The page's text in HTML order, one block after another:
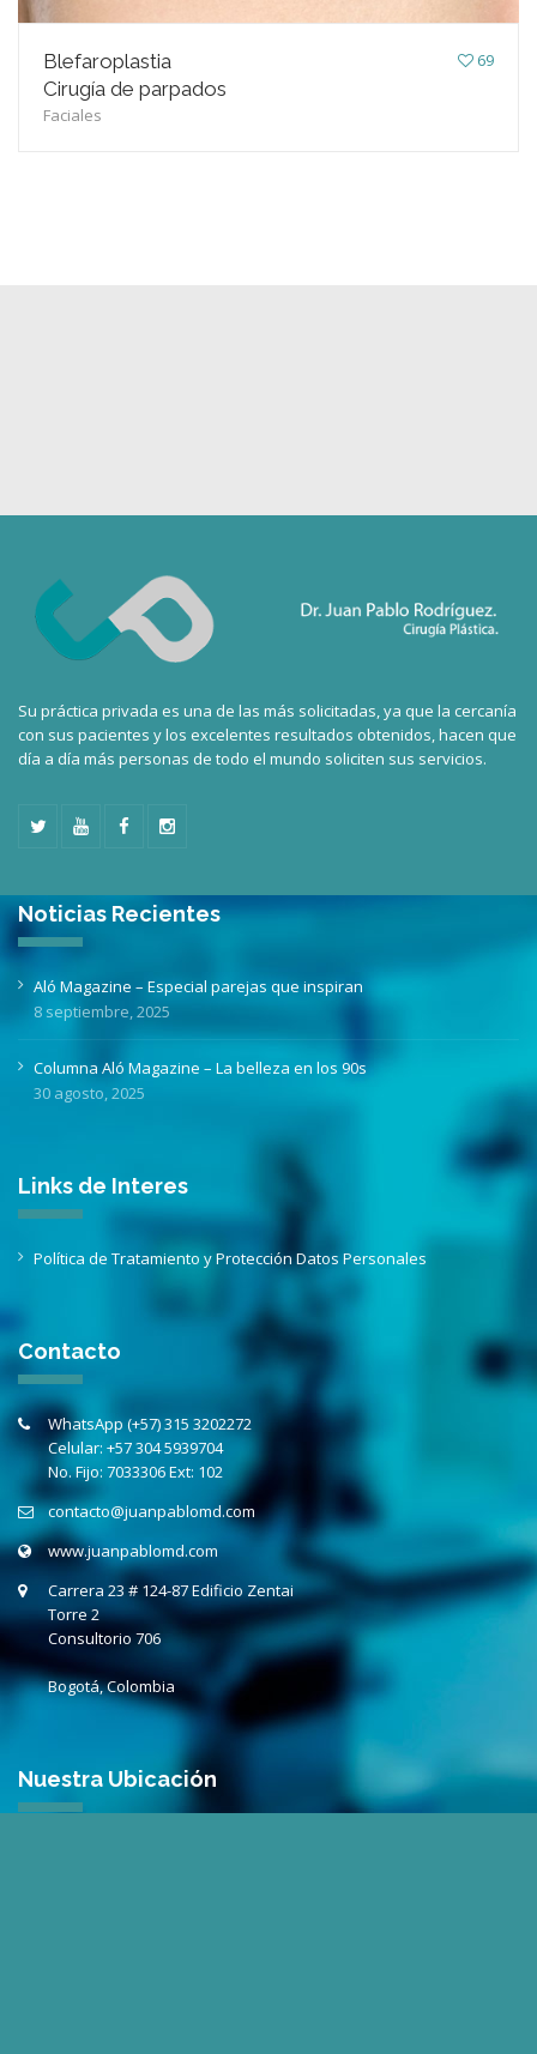
69
Blefaroplastia
Cirugía de parpados
Faciales
Su práctica privada es una de las más solicitadas, ya que la cercanía
con sus pacientes y los excelentes resultados obtenidos, hacen que
día a día más personas de todo el mundo soliciten sus servicios.
Noticias Recientes
Aló Magazine – Especial parejas que inspiran
8 septiembre, 2025
Columna Aló Magazine – La belleza en los 90s
30 agosto, 2025
Links de Interes
Política de Tratamiento y Protección Datos Personales
Contacto
WhatsApp (+57) 315 3202272
Celular: +57 304 5939704
No. Fijo: 7033306 Ext: 102
contacto@juanpablomd.com
www.juanpablomd.com
Carrera 23 # 124-87 Edificio Zentai
Torre 2
Consultorio 706
Bogotá, Colombia
Nuestra Ubicación